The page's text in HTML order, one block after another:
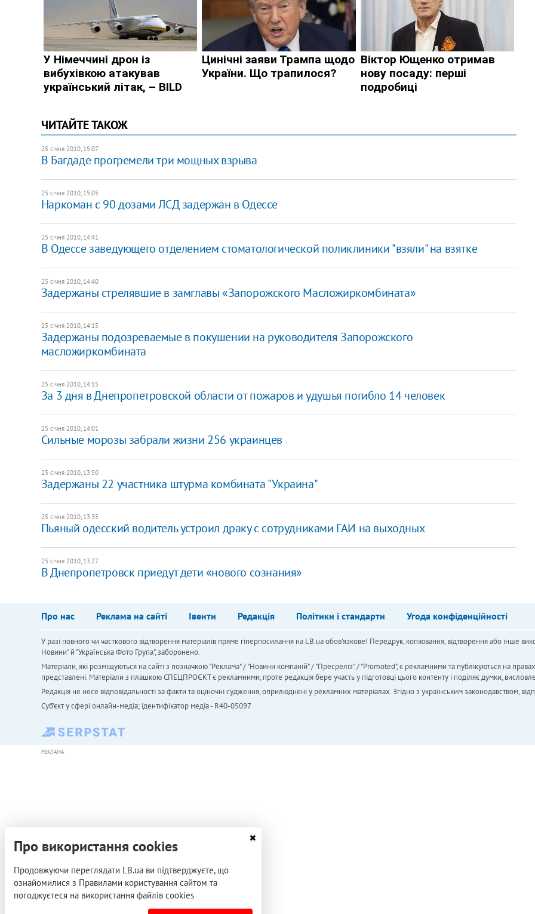
ЧИТАЙТЕ ТАКОЖ
25 січня 2010, 15:07
В Багдаде прогремели три мощных взрыва
25 січня 2010, 15:05
Наркоман с 90 дозами ЛСД задержан в Одессе
25 січня 2010, 14:41
В Одессе заведующего отделением стоматологической поликлиники "взяли" на взятке
25 січня 2010, 14:40
Задержаны стрелявшие в замглавы «Запорожского Масложиркомбината»
25 січня 2010, 14:15
Задержаны подозреваемые в покушении на руководителя Запорожского
масложиркомбината
25 січня 2010, 14:15
За 3 дня в Днепропетровской области от пожаров и удушья погибло 14 человек
25 січня 2010, 14:01
Сильные морозы забрали жизни 256 украинцев
25 січня 2010, 13:50
Задержаны 22 участника штурма комбината "Украина"
25 січня 2010, 13:35
Пьяный одесский водитель устроил драку с сотрудниками ГАИ на выходных
25 січня 2010, 13:27
В Днепропетровск приедут дети «нового сознания»
Про нас Реклама на сайті Івенти Редакція Політики і стандарти Угода конфіденційності
У разі повного чи часткового відтворення матеріалів пряме гіперпосилання на LB.ua обов'язкове! Передрук, копіювання, відтворення або інше
Новини" й "Українська Фото Група", заборонено.
Матеріали, які розміщуються на сайті з позначкою "Реклама" / "Новини компаній" / "Пресреліз" / "Promoted", є рекламними та публікуються на
представлені. Матеріали з плашкою СПЕЦПРОЄКТ є рекламними, проте редакція бере участь у підготовці цього контенту і поділяє думки,
Редакція не несе відповідальності за факти та оціночні судження, оприлюднені у рекламних матеріалах. Згідно з українським законодавством,
Cуб'єкт у сфері онлайн-медіа; ідентифікатор медіа - R40-05097
РЕКЛАМА
Про використання cookies
Продовжуючи переглядати LB.ua ви підтверджуєте, що
ознайомилися з Правилами користування сайтом та
погоджуєтеся на використання файлів cookies